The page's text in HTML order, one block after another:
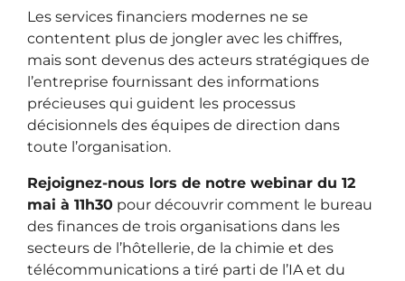
Les services financiers modernes ne se
contentent plus de jongler avec les chiffres,
mais sont devenus des acteurs stratégiques de
l’entreprise fournissant des informations
précieuses qui guident les processus
décisionnels des équipes de direction dans
toute l’organisation.
Rejoignez-nous lors de notre webinar du 12
mai à 11h30 pour découvrir comment le bureau
des finances de trois organisations dans les
secteurs de l’hôtellerie, de la chimie et des
télécommunications a tiré parti de l’IA et du